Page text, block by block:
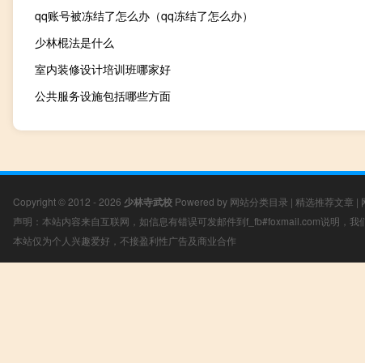
qq账号被冻结了怎么办（qq冻结了怎么办）
少林棍法是什么
室内装修设计培训班哪家好
公共服务设施包括哪些方面
Copyright © 2012 - 2026 少林寺武校 Powered by 网站分类目录 | 精选推荐文章 |
声明：本站内容来自互联网，如信息有错误可发邮件到f_fb#foxmail.com说明，我
本站仅为个人兴趣爱好，不接盈利性广告及商业合作